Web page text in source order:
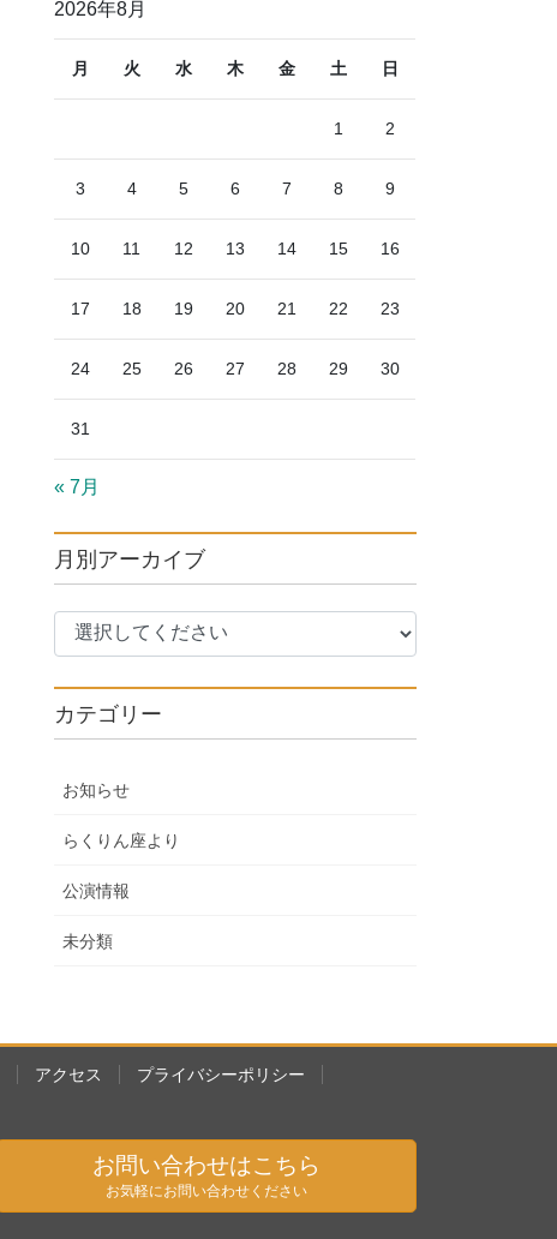
2026年8月
月 火 水 木 金 土 日
1 2
3 4 5 6 7 8 9
10 11 12 13 14 15 16
17 18 19 20 21 22 23
24 25 26 27 28 29 30
31
« 7月
月別アーカイブ
カテゴリー
お知らせ
らくりん座より
公演情報
未分類
アクセス プライバシーポリシー
お問い合わせはこちら
お気軽にお問い合わせください